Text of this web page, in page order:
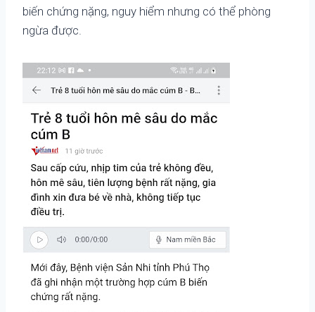
biến chứng nặng, nguy hiểm nhưng có thể phòng
ngừa được.